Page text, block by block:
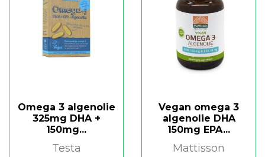
Omega 3 algenolie
325mg DHA +
150mg...
Testa
Vegan omega 3
algenolie DHA
150mg EPA...
Mattisson